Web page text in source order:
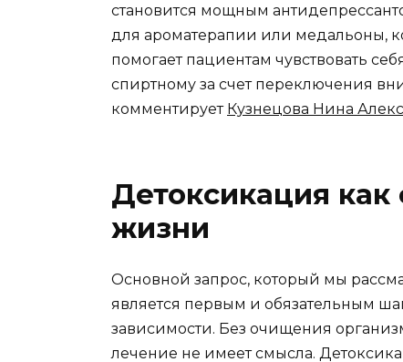
становится мощным
для ароматерапии или медальоны,
помогает пациентам чувствовать
спиртному за счет переключения
комментирует Кузнецова Нина
Детоксикация
жизни
Основной запрос, который мы
является первым и обязательным
зависимости. Без очищения
лечение не имеет смысла.